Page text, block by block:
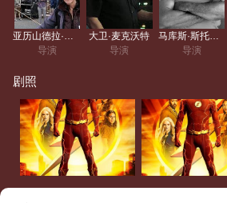
导演
大卫·麦克沃特
导演
马库斯·斯托克斯
导演
剧照